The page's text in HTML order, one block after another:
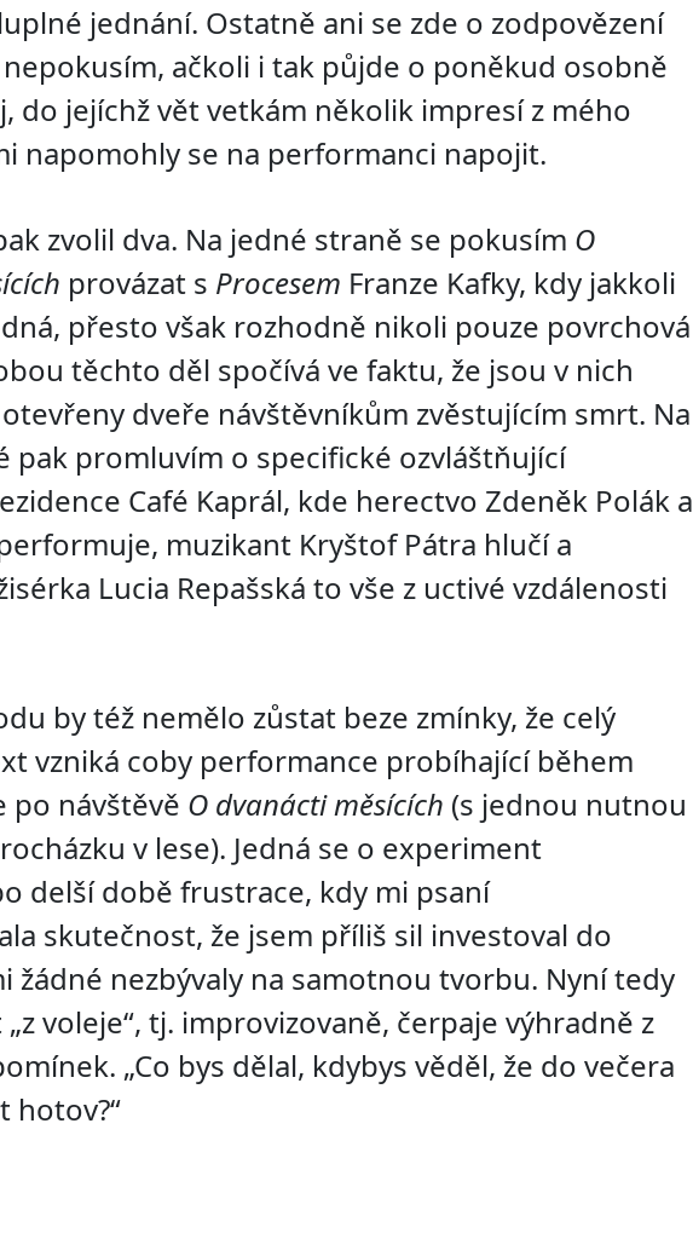
jednání. Ostatně ani se zde o zodpovězení
ačkoli i tak půjde o poněkud osobně
do jejíchž vět vetkám několik impresí z mého
napomohly se na performanci napojit.
zvolil dva. Na jedné straně se pokusím O
provázat s Procesem Franze Kafky, kdy jakkoli
přesto však rozhodně nikoli pouze povrchová
těchto děl spočívá ve faktu, že jsou v nich
dveře návštěvníkům zvěstujícím smrt. Na
pak promluvím o specifické ozvláštňující
Café Kaprál, kde herectvo Zdeněk Polák a
muzikant Kryštof Pátra hlučí a
Lucia Repašská to vše z uctivé vzdálenosti
by též nemělo zůstat beze zmínky, že celý
vzniká coby performance probíhající během
po návštěvě O dvanácti měsících (s jednou nutnou
v lese). Jedná se o experiment
delší době frustrace, kdy mi psaní
skutečnost, že jsem příliš sil investoval do
žádné nezbývaly na samotnou tvorbu. Nyní tedy
voleje“, tj. improvizovaně, čerpaje výhradně z
„Co bys dělal, kdybys věděl, že do večera
hotov?“